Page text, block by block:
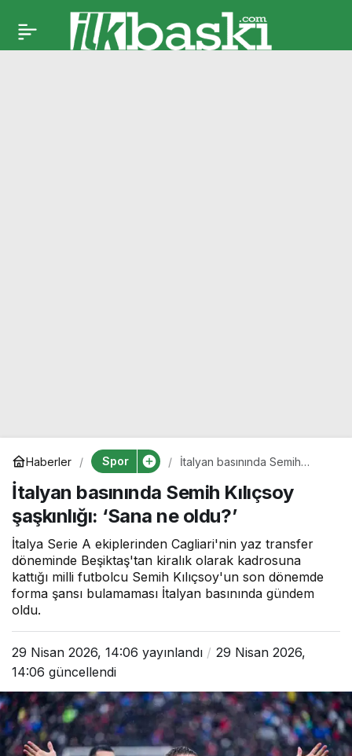
Haberler Spor
İtalyan basınında Semih
oldu?’
İtalyan basınında Semih Kılıçsoy
şaşkınlığı: ‘Sana ne oldu?’
İtalya Serie A ekiplerinden Cagliari'nin yaz transfer
döneminde Beşiktaş'tan kiralık olarak kadrosuna
kattığı milli futbolcu Semih Kılıçsoy'un son dönemde
forma şansı bulamaması İtalyan basınında gündem
oldu.
29 Nisan 2026, 14:06 yayınlandı
29 Nisan 2026,
14:06 güncellendi
Vincenzo